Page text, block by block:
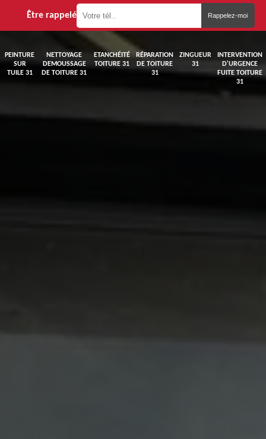
Être rappelé
PEINTURE
SUR
TUILE 31
NETTOYAGE
DEMOUSSAGE
DE TOITURE 31
ETANCHÉITÉ
TOITURE 31
RÉPARATION
DE TOITURE
31
ZINGUEUR
31
INTERVENTION
D'URGENCE
FUITE TOITURE
31